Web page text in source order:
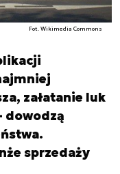
Fot. Wikimedia Commons
załatanie luk
dowodzą
sprzedaży